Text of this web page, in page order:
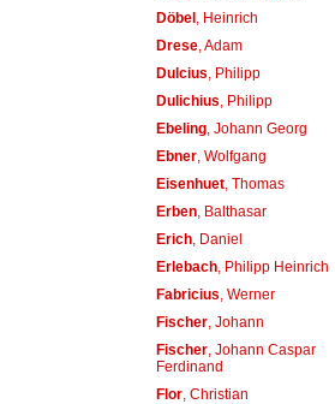
Döbel, Heinrich
Drese, Adam
Dulcius , Philipp
Dulichius , Philipp
Ebeling, Johann Georg
Ebner, Wolfgang
Eisenhuet, Thomas
Erben, Balthasar
Erich, Daniel
Erlebach, Philipp Heinrich
Fabricius , Werner
Fischer, Johann
Fischer, Johann Caspar
Ferdinand
Flor, Christian